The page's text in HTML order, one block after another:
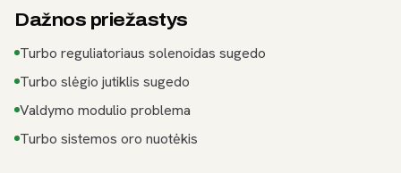
Dažnos priežastys
Turbo reguliatoriaus solenoidas sugedo
Turbo slėgio jutiklis sugedo
Valdymo modulio problema
Turbo sistemos oro nuotėkis